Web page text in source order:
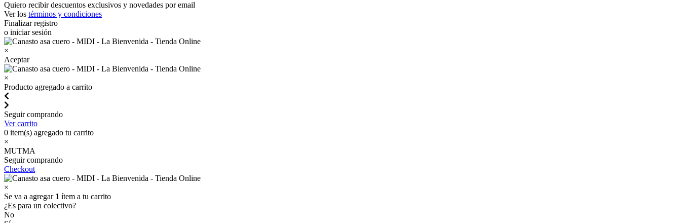
Quiero recibir descuentos exclusivos y novedades por email
Ver los términos y condiciones
Finalizar registro
o iniciar sesión
×
Aceptar
×
Producto agregado a carrito
Seguir comprando
Ver carrito
0 item(s) agregado tu carrito
×
MUTMA
Seguir comprando
Checkout
×
Se va a agregar 1 ítem a tu carrito
¿Es para un colectivo?
No